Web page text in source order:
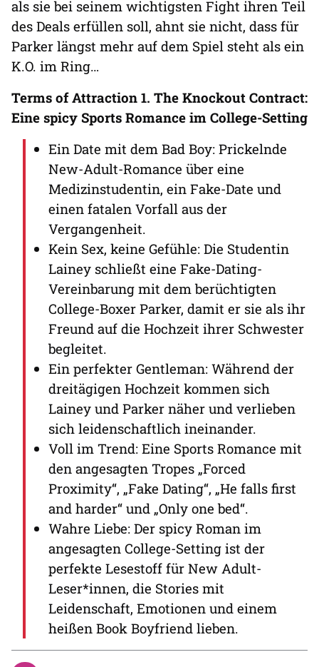
als sie bei seinem wichtigsten Fight ihren Teil
des Deals erfüllen soll, ahnt sie nicht, dass für
Parker längst mehr auf dem Spiel steht als ein
K.O. im Ring…
Terms of Attraction 1. The Knockout Contract:
Eine spicy Sports Romance im College-Setting
Ein Date mit dem Bad Boy: Prickelnde
New-Adult-Romance über eine
Medizinstudentin, ein Fake-Date und
einen fatalen Vorfall aus der
Vergangenheit.
Kein Sex, keine Gefühle: Die Studentin
Lainey schließt eine Fake-Dating-
Vereinbarung mit dem berüchtigten
College-Boxer Parker, damit er sie als ihr
Freund auf die Hochzeit ihrer Schwester
begleitet.
Ein perfekter Gentleman: Während der
dreitägigen Hochzeit kommen sich
Lainey und Parker näher und verlieben
sich leidenschaftlich ineinander.
Voll im Trend: Eine Sports Romance mit
den angesagten Tropes „Forced
Proximity“, „Fake Dating“, „He falls first
and harder“ und „Only one bed“.
Wahre Liebe: Der spicy Roman im
angesagten College-Setting ist der
perfekte Lesestoff für New Adult-
Leser*innen, die Stories mit
Leidenschaft, Emotionen und einem
heißen Book Boyfriend lieben.